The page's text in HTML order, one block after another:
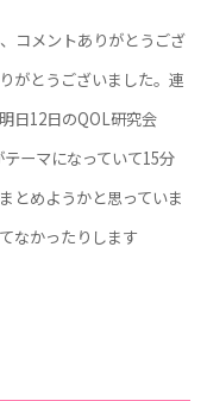
コメントありがとうござ
がとうございました。連
日12日のQOL研究会
テーマになっていて15分
とめようかと思っていま
なかったりします